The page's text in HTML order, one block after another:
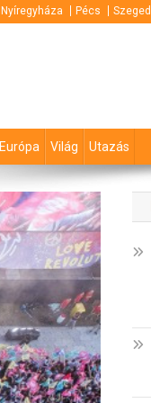
Nyíregyháza Pécs Szeged
Európa Világ Utazás